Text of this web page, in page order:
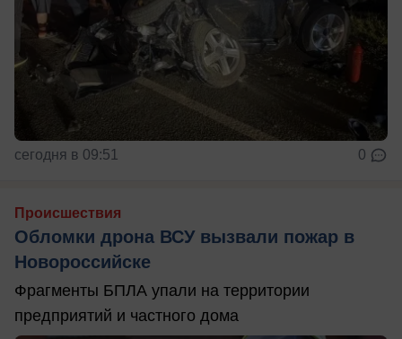
сегодня в 09:51 0
Происшествия
Обломки дрона ВСУ вызвали пожар в
Новороссийске
Фрагменты БПЛА упали на территории
предприятий и частного дома